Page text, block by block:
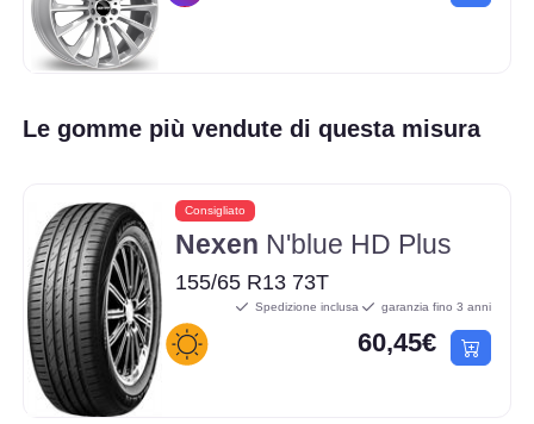
Le gomme più vendute di questa misura
Consigliato
Nexen N'blue HD Plus
155/65 R13 73T
Spedizione inclusa garanzia fino 3 anni
60,45€